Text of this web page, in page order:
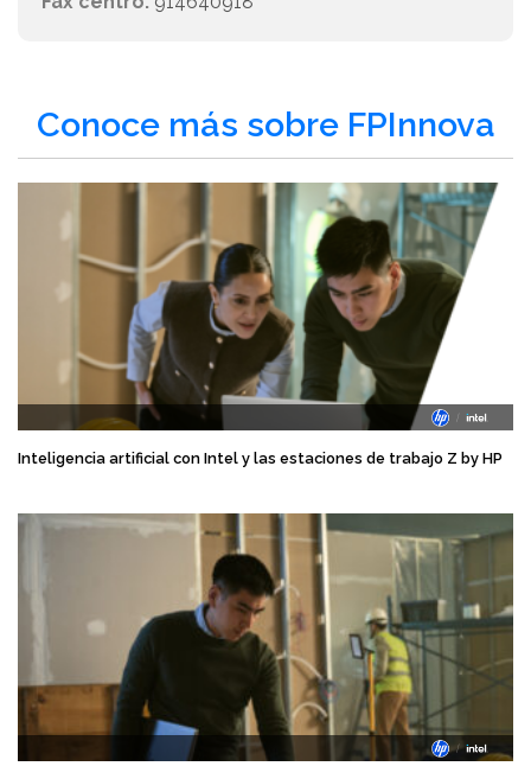
Conoce más sobre FPInnova
Inteligencia artificial con Intel y las estaciones de trabajo Z by HP